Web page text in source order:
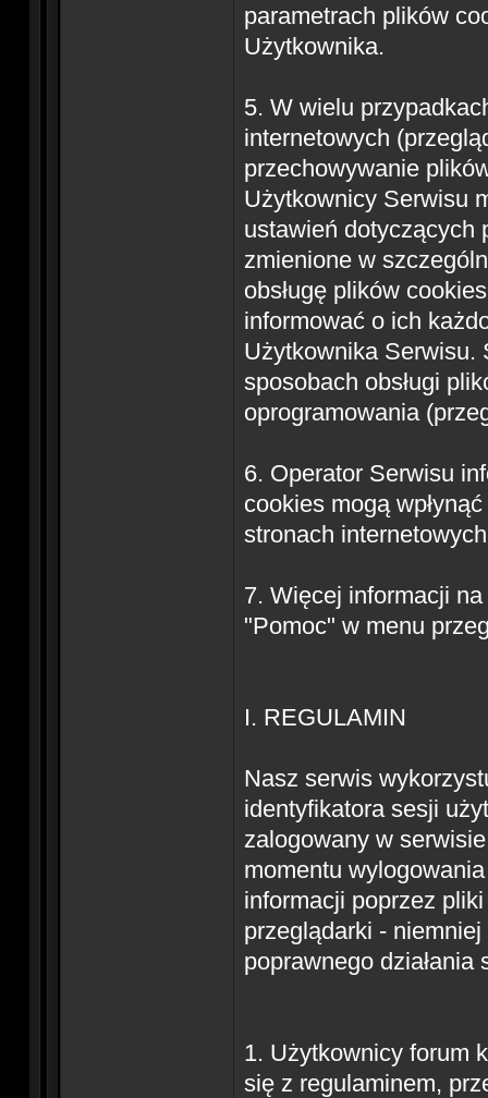
parametrach plików
Użytkownika.
5. W wielu
internetowych
przechowywanie
Użytkownicy Serwisu
ustawień dotyczących
zmienione w
obsługę plików
informować o ich
Użytkownika Serwisu.
sposobach obsługi
oprogramowania
6. Operator Serwisu
cookies mogą
stronach
7. Więcej informacji
"Pomoc" w menu
I. REGULAMIN
Nasz serwis
identyfikatora sesji
zalogowany w
momentu
informacji poprzez
przeglądarki -
poprawnego działania
1. Użytkownicy forum
się z regulaminem,